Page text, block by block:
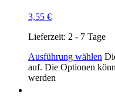
3,55 €
Lieferzeit: 2 - 7 Tage
Ausführung wählen
auf. Die Optionen
werden